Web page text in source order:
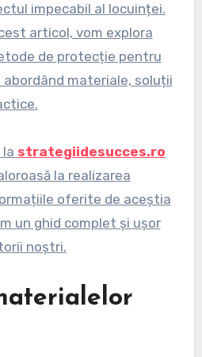
impecabil al locuinței.
articol, vom explora
de protecție pentru
materiale, soluții
la strategiidesucces.ro
la realizarea
oferite de aceștia
un ghid complet și ușor
noștri.